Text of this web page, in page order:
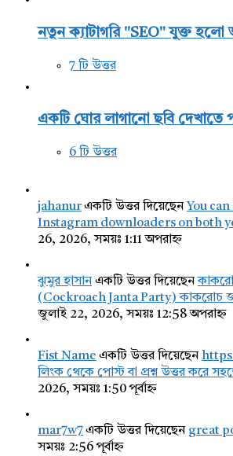
নতুন ক্যাটাগরি "SEO" যুক্ত হলো
7 টি উত্তর
একটি ঘোর লাগানো ছবি দেখাতে
6 টি উত্তর
jahanurএকটি উত্তর দিয়েছেন You
Instagram downloaders on both
26, 2026, সময়ঃ 1:11 অপরাহ্ন
ঝুমুর হাসানএকটি উত্তর দিয়েছেন
(Cockroach Janta Party) কাকরোচ
জুলাই 22, 2026, সময়ঃ 12:58 অপরাহ্ন
Fist Name একটি উত্তর দিয়েছেন
লিংক থেকে পোস্ট বা প্রশ্ন উত্তর করে
2026, সময়ঃ 1:50 পূর্বাহ্ন
mar7w7একটি উত্তর দিয়েছেন great
সময়ঃ 2:56 পূর্বাহ্ন